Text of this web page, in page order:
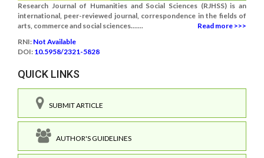
Research Journal of Humanities and Social Sciences (RJHSS) is an
international, peer-reviewed journal, correspondence in the fields of
arts, commerce and social sciences.......
Read more >>>
RNI: Not Available
DOI: 10.5958/2321-5828
QUICK LINKS
SUBMIT ARTICLE
AUTHOR'S GUIDELINES